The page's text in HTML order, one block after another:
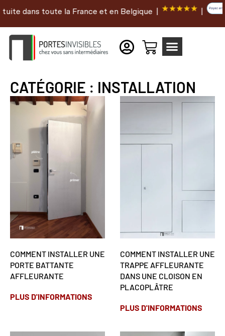
dans toute la France et en Belgique | |
CATÉGORIE : INSTALLATION
COMMENT INSTALLER UNE
PORTE BATTANTE
AFFLEURANTE
PLUS D'INFORMATIONS
COMMENT INSTALLER UNE
TRAPPE AFFLEURANTE
DANS UNE CLOISON EN
PLACOPLÂTRE
PLUS D'INFORMATIONS